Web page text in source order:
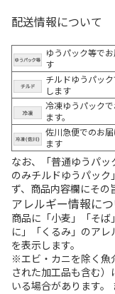
配送情報について
ゆうパック等で
す
チルドゆうパッ
します
冷凍ゆうパック
ます。
佐川急便でのお
ます
なお、「普通ゆうパ
のみチルドゆうパッ
ず、商品内容欄にその
アレルギー情報に
商品に「小麦」「そ
に」「くるみ」のア
を表示します。
※エビ・カニを除く魚
された加工品も含む
いる場合があります